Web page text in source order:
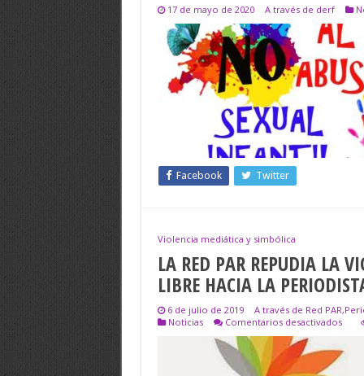
17 de mayo de 2020 A través de derf
Facebook Twitter
Violencia mediática y simbólica
LA RED PAR REPUDIA LA
LIBRE HACIA LA
6 de julio de 2019
A través de Red
Noticias
Comentarios desactivadosen
PAR